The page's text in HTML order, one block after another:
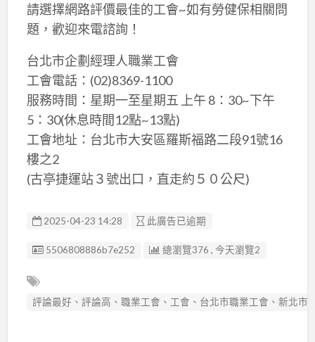
請選擇網路評價最佳的工會~如有勞健保相關問
題，歡迎來電諮詢！
台北市企劃經理人職業工會
工會電話：(02)8369-1100
服務時間：星期一至星期五 上午 8：30~下午
5：30(休息時間12點~13點)
工會地址：台北市大安區羅斯福路二段91號16
樓之2
(古亭捷運站３號出口，直走約５０公尺)
2025-04-23 14:28 此廣告已逾期
廣告编號
5506808886b7e252 總瀏覽376 , 今天瀏覽2
評論最好、評論高、職業工會、工會、台北市職業工會、新北